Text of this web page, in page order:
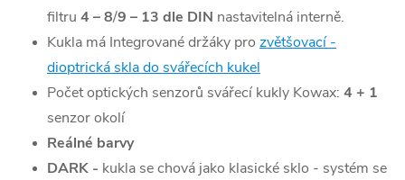
filtru 4 – 8/9 – 13 dle DIN nastavitelná interně.
Kukla má Integrované držáky pro zvětšovací -
dioptrická skla do svářecích kukel
Počet optických senzorů svářecí kukly Kowax: 4 + 1
senzor okolí
Reálné barvy
DARK - kukla se chová jako klasické sklo - systém se